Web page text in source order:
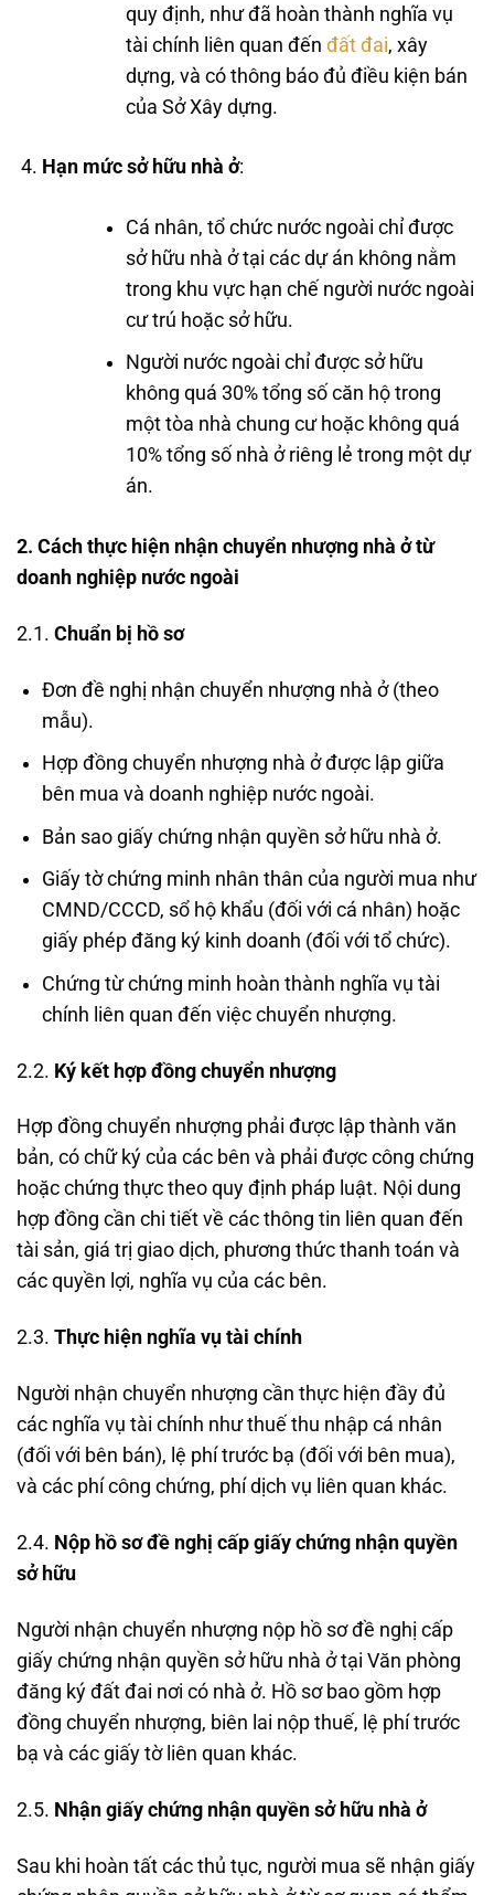
quy định, như đã hoàn thành nghĩa vụ
tài chính liên quan đến đất đai, xây
dựng, và có thông báo đủ điều kiện bán
của Sở Xây dựng.
Hạn mức sở hữu nhà ở:
Cá nhân, tổ chức nước ngoài chỉ được
sở hữu nhà ở tại các dự án không nằm
trong khu vực hạn chế người nước ngoài
cư trú hoặc sở hữu.
Người nước ngoài chỉ được sở hữu
không quá 30% tổng số căn hộ trong
một tòa nhà chung cư hoặc không quá
10% tổng số nhà ở riêng lẻ trong một dự
án.
2. Cách thực hiện nhận chuyển nhượng nhà ở từ
doanh nghiệp nước ngoài
2.1. Chuẩn bị hồ sơ
Đơn đề nghị nhận chuyển nhượng nhà ở (theo
mẫu).
Hợp đồng chuyển nhượng nhà ở được lập giữa
bên mua và doanh nghiệp nước ngoài.
Bản sao giấy chứng nhận quyền sở hữu nhà ở.
Giấy tờ chứng minh nhân thân của người mua như
CMND/CCCD, sổ hộ khẩu (đối với cá nhân) hoặc
giấy phép đăng ký kinh doanh (đối với tổ chức).
Chứng từ chứng minh hoàn thành nghĩa vụ tài
chính liên quan đến việc chuyển nhượng.
2.2. Ký kết hợp đồng chuyển nhượng
Hợp đồng chuyển nhượng phải được lập thành văn
bản, có chữ ký của các bên và phải được công chứng
hoặc chứng thực theo quy định pháp luật. Nội dung
hợp đồng cần chi tiết về các thông tin liên quan đến
tài sản, giá trị giao dịch, phương thức thanh toán và
các quyền lợi, nghĩa vụ của các bên.
2.3. Thực hiện nghĩa vụ tài chính
Người nhận chuyển nhượng cần thực hiện đầy đủ
các nghĩa vụ tài chính như thuế thu nhập cá nhân
(đối với bên bán), lệ phí trước bạ (đối với bên mua),
và các phí công chứng, phí dịch vụ liên quan khác.
2.4. Nộp hồ sơ đề nghị cấp giấy chứng nhận quyền
sở hữu
Người nhận chuyển nhượng nộp hồ sơ đề nghị cấp
giấy chứng nhận quyền sở hữu nhà ở tại Văn phòng
đăng ký đất đai nơi có nhà ở. Hồ sơ bao gồm hợp
đồng chuyển nhượng, biên lai nộp thuế, lệ phí trước
bạ và các giấy tờ liên quan khác.
2.5. Nhận giấy chứng nhận quyền sở hữu nhà ở
Sau khi hoàn tất các thủ tục, người mua sẽ nhận giấy